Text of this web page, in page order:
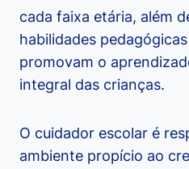
cada faixa etária, além
habilidades
promovam o
integral das crianças.
O cuidador escolar é
ambiente propício ao